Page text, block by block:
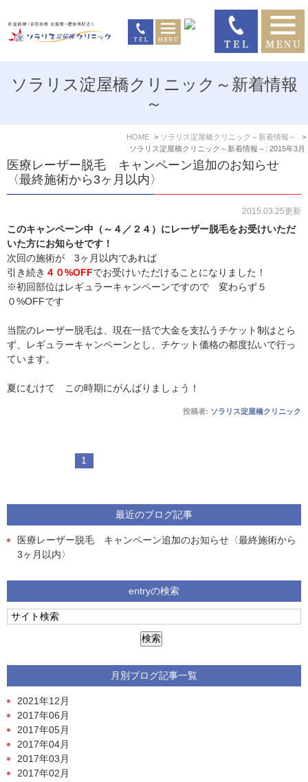
ソラリス淀屋橋クリニック～新着情報
～
HOME
ソラリス淀屋橋クリニック～新着情報～
ソラリス淀屋橋クリニック～新着情報～: 2015年3月
医療レーザー脱毛 キャンペーン追加のお知らせ
〈最終施術から3ヶ月以内〉
2015.03.25更新
このキャンペーン中（～４／２４）にレーザー脱毛をお受けいただ
いた方にお知らせです！
次回の施術が 3ヶ月以内であれば
引き続き ４０%OFFでお受けいただけることになりました！
※初回部位はレギュラーキャンペーンですので 変わらず５
０%OFFです
当院のレーザー脱毛は、現在一括で大金を支払うチケット制はとら
ず、レギュラーキャンペーンとし、チケット価格の都度払いで行っ
ています。
夏にむけて この時期にがんばりましょう！
投稿者: ソラリス淀屋橋クリニック
1
最近のブログ記事
医療レーザー脱毛 キャンペーン追加のお知らせ〈最終施術から
3ヶ月以内〉
entryの検索
月別ブログ記事一覧
2021年12月
2017年06月
2017年05月
2017年04月
2017年03月
2017年02月